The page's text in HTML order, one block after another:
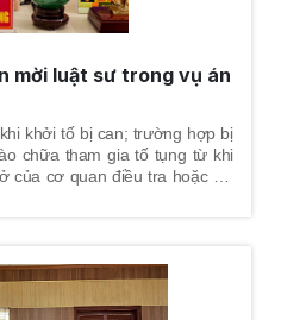
mời luật sư trong vụ án
khởi tố bị can; trường hợp bị
chữa tham gia tố tụng từ khi
của cơ quan điều tra hoặc khi
1, Điều 57 Bộ luật Tố tụng